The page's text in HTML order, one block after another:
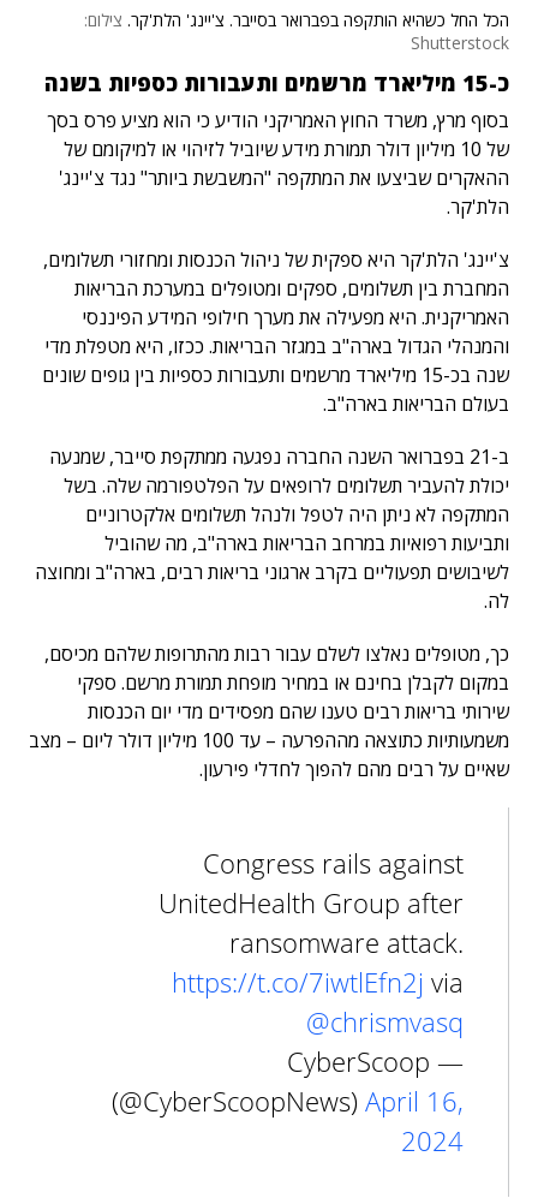
הכל החל כשהיא הותקפה בפברואר בסייבר. צ'יינג' הלת'קר. צילום:
Shutterstock
כ-15 מיליארד מרשמים ותעבורות כספיות בשנה
בסוף מרץ, משרד החוץ האמריקני הודיע כי הוא מציע פרס בסך
של 10 מיליון דולר תמורת מידע שיוביל לזיהוי או למיקומם של
ההאקרים שביצעו את המתקפה "המשבשת ביותר" נגד צ'יינג'
הלת'קר.
צ'יינג' הלת'קר היא ספקית של ניהול הכנסות ומחזורי תשלומים,
המחברת בין תשלומים, ספקים ומטופלים במערכת הבריאות
האמריקנית. היא מפעילה את מערך חילופי המידע הפיננסי
והמנהלי הגדול בארה"ב במגזר הבריאות. ככזו, היא מטפלת מדי
שנה בכ-15 מיליארד מרשמים ותעבורות כספיות בין גופים שונים
בעולם הבריאות בארה"ב.
ב-21 בפברואר השנה החברה נפגעה ממתקפת סייבר, שמנעה
יכולת להעביר תשלומים לרופאים על הפלטפורמה שלה. בשל
המתקפה לא ניתן היה לטפל ולנהל תשלומים אלקטרוניים
ותביעות רפואיות במרחב הבריאות בארה"ב, מה שהוביל
לשיבושים תפעוליים בקרב ארגוני בריאות רבים, בארה"ב ומחוצה
לה.
כך, מטופלים נאלצו לשלם עבור רבות מהתרופות שלהם מכיסם,
במקום לקבלן בחינם או במחיר מופחת תמורת מרשם. ספקי
שירותי בריאות רבים טענו שהם מפסידים מדי יום הכנסות
משמעותיות כתוצאה מההפרעה – עד 100 מיליון דולר ליום – מצב
שאיים על רבים מהם להפוך לחדלי פירעון.
Congress rails against
UnitedHealth Group after
ransomware attack.
https://t.co/7iwtlEfn2j via
@chrismvasq
— CyberScoop
(@CyberScoopNews) April 16,
2024